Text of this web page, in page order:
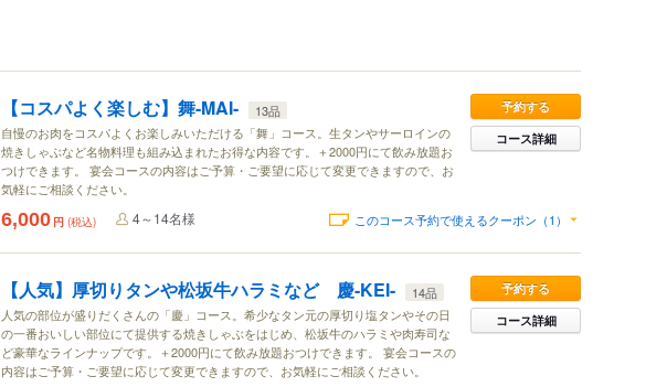
【コスパよく楽しむ】舞-MAI-
13品
自慢のお肉をコスパよくお楽しみいただける「舞」コース。生タンやサーロインの
焼きしゃぶなど名物料理も組み込まれたお得な内容です。＋2000円にて飲み放題お
つけできます。 宴会コースの内容はご予算・ご要望に応じて変更できますので、お
気軽にご相談ください。
予約する
コース詳細
6,000 円 (税込) 4～14名様 このコース予約で使えるクーポン（1）
【人気】厚切りタンや松坂牛ハラミなど 慶-KEI-
14品
人気の部位が盛りだくさんの「慶」コース。希少なタン元の厚切り塩タンやその日
の一番おいしい部位にて提供する焼きしゃぶをはじめ、松坂牛のハラミや肉寿司な
ど豪華なラインナップです。＋2000円にて飲み放題おつけできます。 宴会コースの
内容はご予算・ご要望に応じて変更できますので、お気軽にご相談ください。
予約する
コース詳細